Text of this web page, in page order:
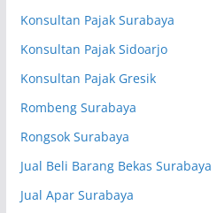
Konsultan Pajak Surabaya
Konsultan Pajak Sidoarjo
Konsultan Pajak Gresik
Rombeng Surabaya
Rongsok Surabaya
Jual Beli Barang Bekas Surabaya
Jual Apar Surabaya